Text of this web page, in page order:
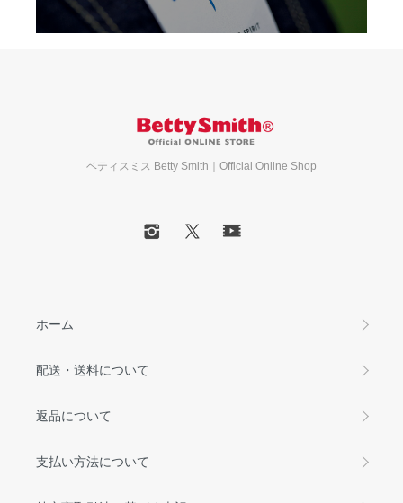
ベティスミス Betty Smith｜Official Online Shop
ホーム
配送・送料について
返品について
支払い方法について